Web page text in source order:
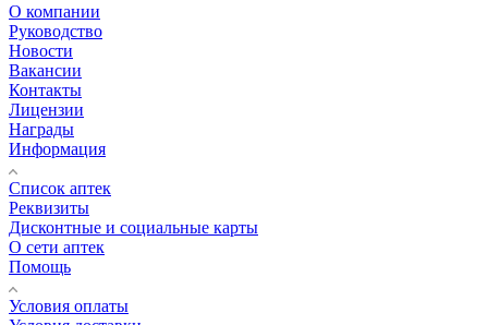
О компании
Руководство
Новости
Вакансии
Контакты
Лицензии
Награды
Информация
Список аптек
Реквизиты
Дисконтные и социальные карты
О сети аптек
Помощь
Условия оплаты